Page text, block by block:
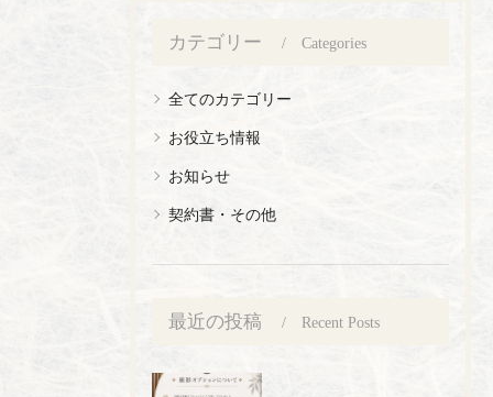
カテゴリー Categories
全てのカテゴリー
お役立ち情報
お知らせ
契約書・その他
最近の投稿 Recent Posts